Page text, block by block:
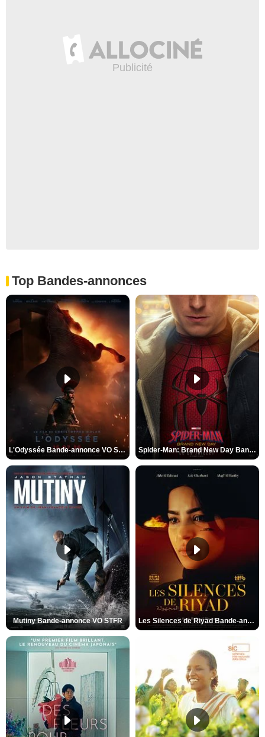
Top Bandes-annonces
L'Odyssée Bande-annonce VO STFR Spider-Man: Brand New Day Bande-annonce VO STFR
Mutiny Bande-annonce VO STFR Les Silences de Riyad Bande-annonce VO STFR